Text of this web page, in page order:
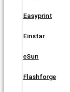
Easyprint
Einstar
eSun
Flashforge